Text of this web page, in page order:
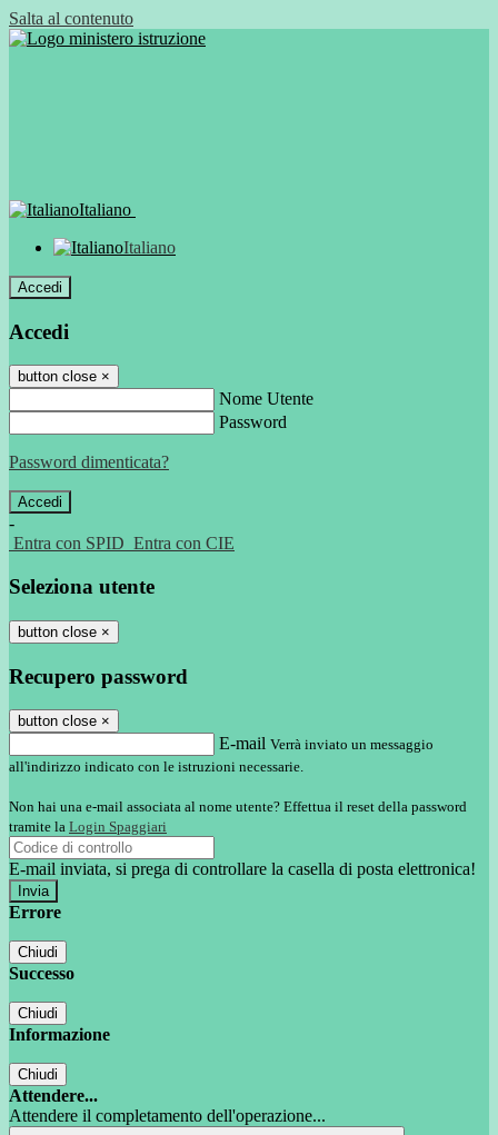
Salta al contenuto
Italiano
Italiano
Accedi
Accedi
button close ×
Nome Utente
Password
Password dimenticata?
-
Entra con SPID Entra con CIE
Seleziona utente
button close ×
Recupero password
button close ×
E-mail Verrà inviato un messaggio
all'indirizzo indicato con le istruzioni necessarie.
Non hai una e-mail associata al nome utente? Effettua il reset della password
tramite la Login Spaggiari
E-mail inviata, si prega di controllare la casella di posta elettronica!
Errore
Chiudi
Successo
Chiudi
Informazione
Chiudi
Attendere...
Attendere il completamento dell'operazione...